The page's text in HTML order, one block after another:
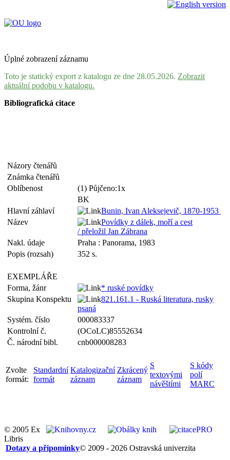
Úplné zobrazení záznamu
Toto je statický export z katalogu ze dne 28.05.2026. Zobrazit
aktuální podobu v katalogu.
Bibliografická citace
Názory čtenářů
Známka čtenářů
Oblíbenost
(1) Půjčeno:1x
BK
Hlavní záhlaví
Bunin, Ivan Aleksejevič, 1870-1953
Název
Povídky z dálek, moří a cest
/ přeložil Jan Zábrana
Nakl. údaje
Praha : Panorama, 1983
Popis (rozsah)
352 s.
EXEMPLÁŘE
Forma, žánr
* ruské povídky
Skupina Konspektu
821.161.1 - Ruská literatura, rusky
psaná
Systém. číslo
000083337
Kontrolní č.
(OCoLC)85552634
Č. národní bibl.
cnb000008283
Zvolte
formát:
Standardní
formát
Katalogizační
záznam
Zkrácený
záznam
S
textovými
návěštími
S kódy
polí
MARC
© 2005 Ex
Libris
© 2009 - 2026 Ostravská univerzita
Dotazy a připomínky